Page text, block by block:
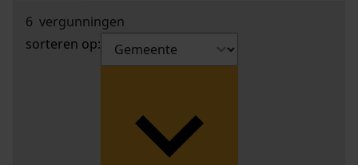
6 vergunningen
sorteren op: